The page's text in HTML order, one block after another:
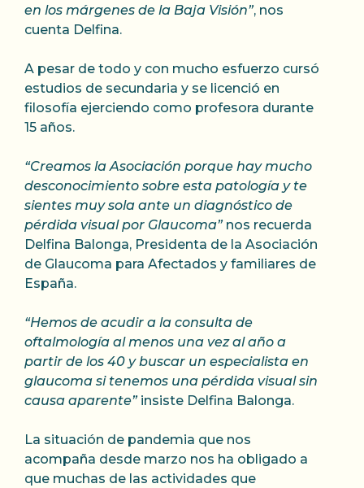
en los márgenes de la Baja Visión”, nos
cuenta Delfina.
A pesar de todo y con mucho esfuerzo cursó
estudios de secundaria y se licenció en
filosofía ejerciendo como profesora durante
15 años.
“Creamos la Asociación porque hay mucho
desconocimiento sobre esta patología y te
sientes muy sola ante un diagnóstico de
pérdida visual por Glaucoma” nos recuerda
Delfina Balonga, Presidenta de la Asociación
de Glaucoma para Afectados y familiares de
España.
“Hemos de acudir a la consulta de
oftalmología al menos una vez al año a
partir de los 40 y buscar un especialista en
glaucoma si tenemos una pérdida visual sin
causa aparente” insiste Delfina Balonga.
La situación de pandemia que nos
acompaña desde marzo nos ha obligado a
que muchas de las actividades que